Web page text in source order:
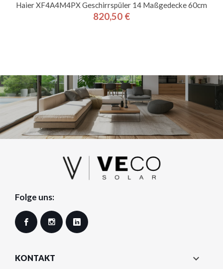
Haier XF4A4M4PX Geschirrspüler 14 Maßgedecke 60cm
Preis
820,50 €
Folge uns:
Facebook Instagram
KONTAKT 